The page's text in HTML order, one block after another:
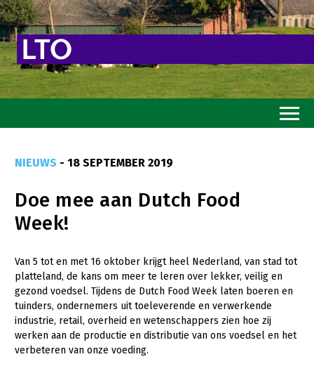
Goed eten
Mooi groen
Sterk ondernemerschap
Transitiepaden
Thema’s
Gezonde planten
NIEUWS - 18 SEPTEMBER 2019
Doe mee aan Dutch Food
Week!
Van 5 tot en met 16 oktober krijgt heel Nederland, van stad tot
platteland, de kans om meer te leren over lekker, veilig en
gezond voedsel. Tijdens de Dutch Food Week laten boeren en
tuinders, ondernemers uit toeleverende en verwerkende
industrie, retail, overheid en wetenschappers zien hoe zij
werken aan de productie en distributie van ons voedsel en het
verbeteren van onze voeding.